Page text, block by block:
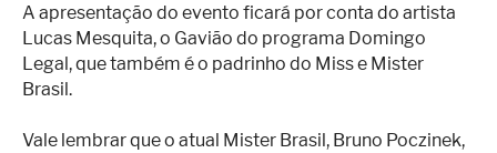
A apresentação do evento ficará por conta do artista
Lucas Mesquita, o Gavião do programa Domingo
Legal, que também é o padrinho do Miss e Mister
Brasil.
Vale lembrar que o atual Mister Brasil, Bruno Poczinek,